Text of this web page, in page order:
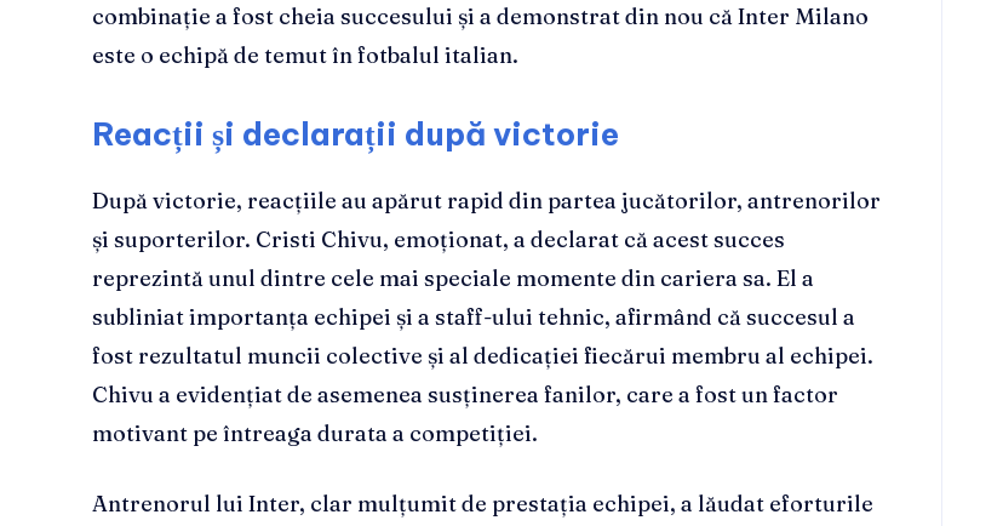
combinație a fost cheia succesului și a demonstrat din nou că Inter Milano
este o echipă de temut în fotbalul italian.
Reacții și declarații după victorie
După victorie, reacțiile au apărut rapid din partea jucătorilor, antrenorilor
și suporterilor. Cristi Chivu, emoționat, a declarat că acest succes
reprezintă unul dintre cele mai speciale momente din cariera sa. El a
subliniat importanța echipei și a staff-ului tehnic, afirmând că succesul a
fost rezultatul muncii colective și al dedicației fiecărui membru al echipei.
Chivu a evidențiat de asemenea susținerea fanilor, care a fost un factor
motivant pe întreaga durata a competiției.
Antrenorul lui Inter, clar mulțumit de prestația echipei, a lăudat eforturile